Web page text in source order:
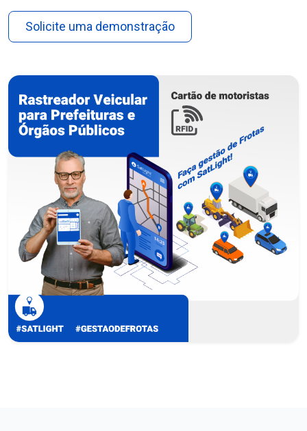
Solicite uma demonstração